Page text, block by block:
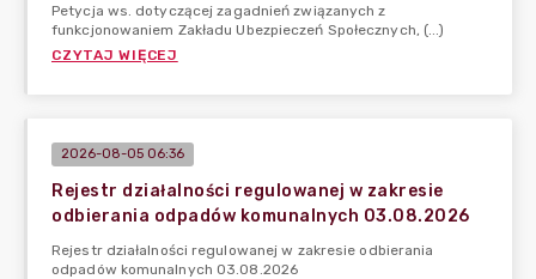
Petycja ws. dotyczącej zagadnień związanych z
funkcjonowaniem Zakładu Ubezpieczeń Społecznych, (...)
CZYTAJ WIĘCEJ
2026-08-05 06:36
Rejestr działalności regulowanej w zakresie
odbierania odpadów komunalnych 03.08.2026
Rejestr działalności regulowanej w zakresie odbierania
odpadów komunalnych 03.08.2026